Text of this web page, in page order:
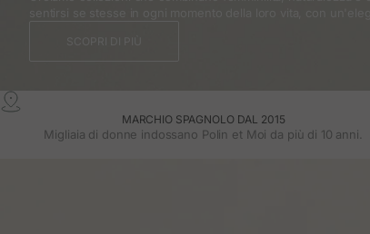
MARCHIO SPAGNOLO DAL 2015
Migliaia di donne indossano Polin et Moi da più di 10 anni.